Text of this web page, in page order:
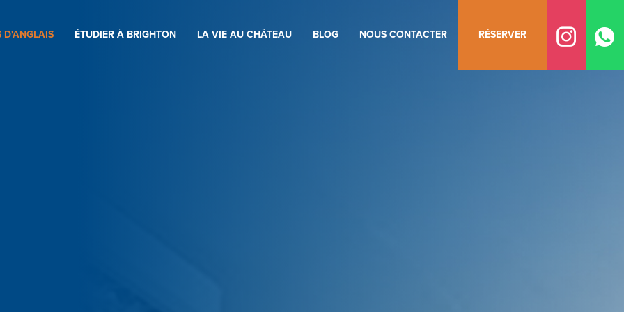
D'ANGLAIS ÉTUDIER À BRIGHTON LA VIE AU CHÂTEAU BLOG NOUS CONTACTER RÉSERVER